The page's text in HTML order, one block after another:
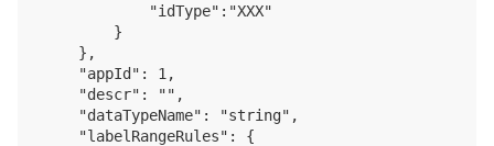
            "idType":"XXX"
        }
    },
    "appId": 1,
    "descr": "",
    "dataTypeName": "string",
    "labelRangeRules": {